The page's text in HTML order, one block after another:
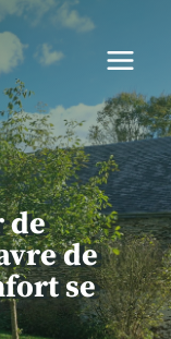
de
de
se